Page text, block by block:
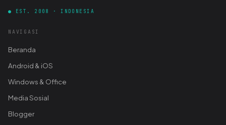
● EST. 2008 · INDONESIA
NAVIGASI
Beranda
Android & iOS
Windows & Office
Media Sosial
Blogger